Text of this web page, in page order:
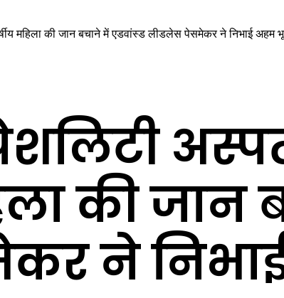
महिला की जान बचाने में एडवांस्ड लीडलेस पेसमेकर ने निभाई अहम
की जान
ने